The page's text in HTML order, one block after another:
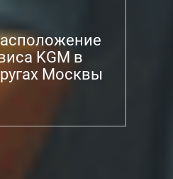
KGM в
Москвы